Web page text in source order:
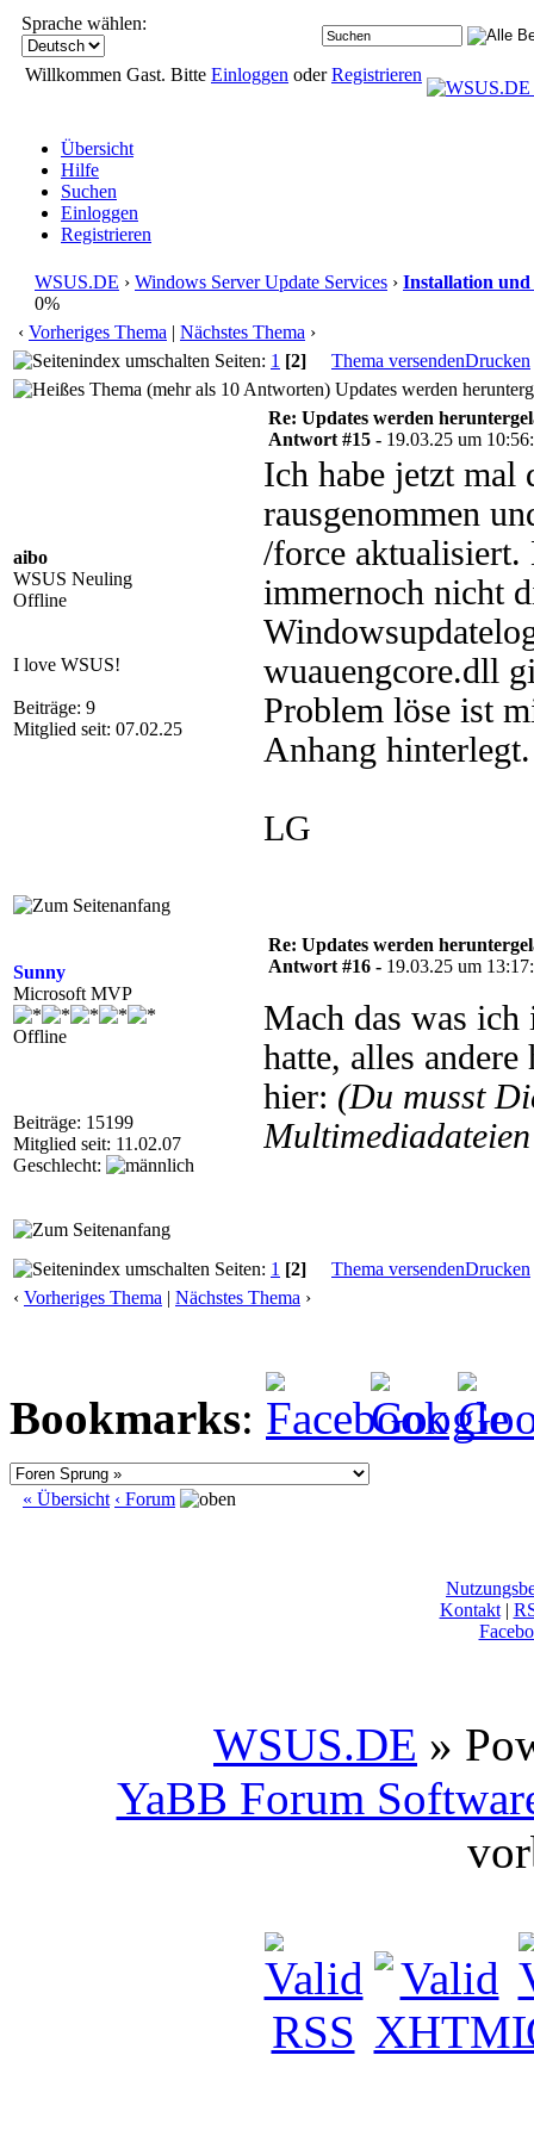
Sprache wählen:
Willkommen Gast. Bitte Einloggen oderRegistrieren
Übersicht
Hilfe
Suchen
Einloggen
Registrieren
WSUS.DE › Windows Server Update Services › Installation
0%
‹ Vorheriges Thema | Nächstes Thema ›
Seiten: 1 [2] Thema versendenDrucken
Updates werden
aibo
WSUS Neuling
Offline
I love WSUS!
Beiträge: 9
Mitglied seit: 07.02.25
Re: Updates werden
Antwort #15 - 19.03.25 um
Ich habe jetzt mal
rausgenommen
/force aktualisiert.
immernoch nicht
wuauengcore.dll
Problem löse ist
Anhang hinterlegt.
LG
Sunny
Microsoft MVP
Offline
Beiträge: 15199
Mitglied seit: 11.02.07
Geschlecht:
Re: Updates werden
Antwort #16 - 19.03.25 um
Mach das was ich
hatte, alles
hier: (Du musst
Seiten: 1 [2] Thema versendenDrucken
‹ Vorheriges Thema | Nächstes Thema ›
Bookmarks:
« Übersicht ‹ Forum
Kontakt|
WSUS.DE »
YaBB Forum